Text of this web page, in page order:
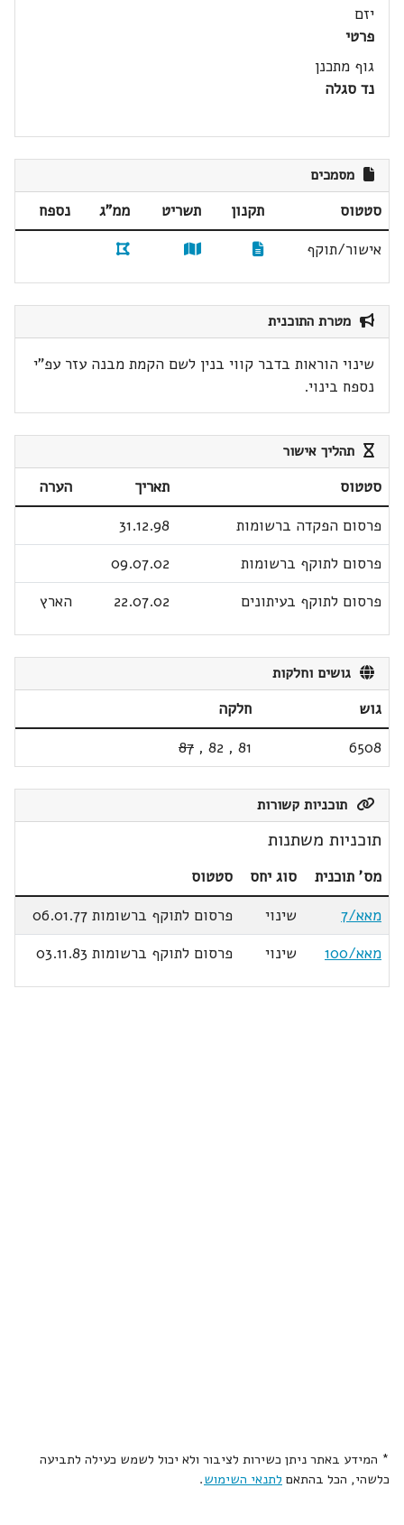
יזם
פרטי
גוף מתכנן
נד סגלה
מסמכים
סטטוס תקנון תשריט ממ"ג
נספח
אישור/תוקף
מטרת התוכנית
שינוי הוראות בדבר קווי בנין לשם הקמת מבנה עזר עפ"י
נספח בינוי.
תהליך אישור
סטטוס תאריך
הערה
פרסום הפקדה ברשומות
31.12.98
פרסום לתוקף ברשומות
09.07.02
פרסום לתוקף בעיתונים
22.07.02 הארץ
גושים וחלקות
גוש
חלקה
6508
81
,
82
,
87
תוכניות קשורות
תוכניות משתנות
מס' תוכנית סוג יחס
סטטוס
מאא/7
שינוי
פרסום לתוקף ברשומות 06.01.77
מאא/100
שינוי פרסום לתוקף ברשומות 03.11.83
* המידע באתר ניתן כשירות לציבור ולא יכול לשמש כעילה לתביעה
כלשהי, הכל בהתאם לתנאי השימוש.